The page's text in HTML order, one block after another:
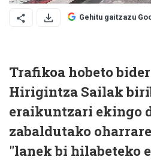
Gehitu gaitzazu
Trafikoa hobeto
Hirigintza Sailak
eraikuntzari ekingo
zabaldutako
"lanek bi hilabeteko